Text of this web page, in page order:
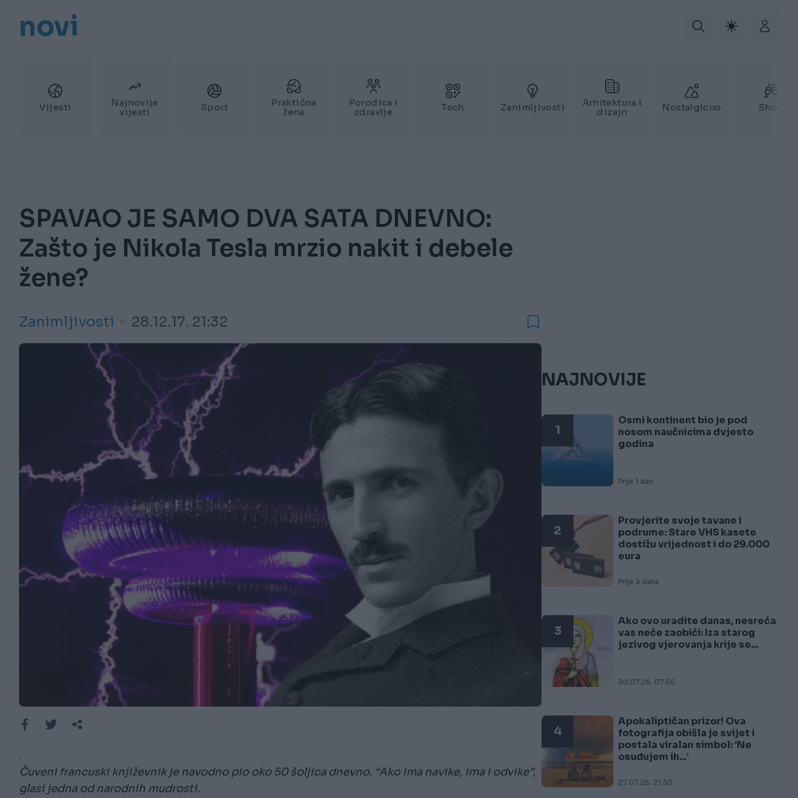
novi
Vijesti
Najnovije
vijesti
Sport
Praktična
žena
Porodica i
zdravlje
Tech Zanimljivosti
Arhitektura i
dizajn
Nostalgicno Show
SPAVAO JE SAMO DVA SATA DNEVNO:
Zašto je Nikola Tesla mrzio nakit i debele
žene?
Zanimljivosti 28.12.17. 21:32
.
Čuveni francuski književnik je navodno pio oko 50 šoljica dnevno. “Ako ima navike, ima i odvike”,
glasi jedna od narodnih mudrosti.
NAJNOVIJE
1
Osmi kontinent bio je pod
nosom naučnicima dvjesto
godina
Prije 1 dan
2
Provjerite svoje tavane i
podrume: Stare VHS kasete
dostižu vrijednost i do 29.000
eura
Prije 3 dana
3
Ako ovo uradite danas, nesreća
vas neće zaobići: Iza starog
jezivog vjerovanja krije se...
30.07.26. 07:55
4
Apokaliptičan prizor! Ova
fotografija obišla je svijet i
postala viralan simbol: ‘Ne
osuđujem ih...‘
27.07.26. 21:30